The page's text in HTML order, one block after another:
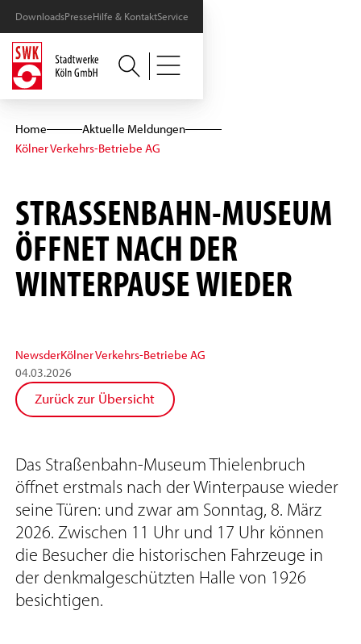
DownloadsPresseHilfe & KontaktService
Home
Aktuelle Meldungen
Kölner Verkehrs-Betriebe AG
STRASSENBAHN-MUSEUM Ö
FFNET NACH DER W
INTERPAUSE WIEDER
NewsderKölner Verkehrs-Betriebe AG
04.03.2026
Zurück zur Übersicht
Das Straßenbahn-Museum Thielenbruch
öffnet erstmals nach der Winterpause wieder
seine Türen: und zwar am Sonntag, 8. März
2026. Zwischen 11 Uhr und 17 Uhr können
die Besucher die historischen Fahrzeuge in
der denkmalgeschützten Halle von 1926
besichtigen.